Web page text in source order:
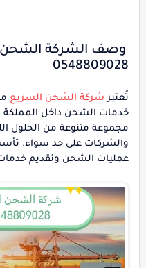
وصف الشركة الشحن
0548809028
تُعتبر شركة الشحن السريع
خدمات الشحن داخل المملكة
مجموعة متنوعة من الحلول
والشركات على حد سواء.
عمليات الشحن وتقديم خدمات